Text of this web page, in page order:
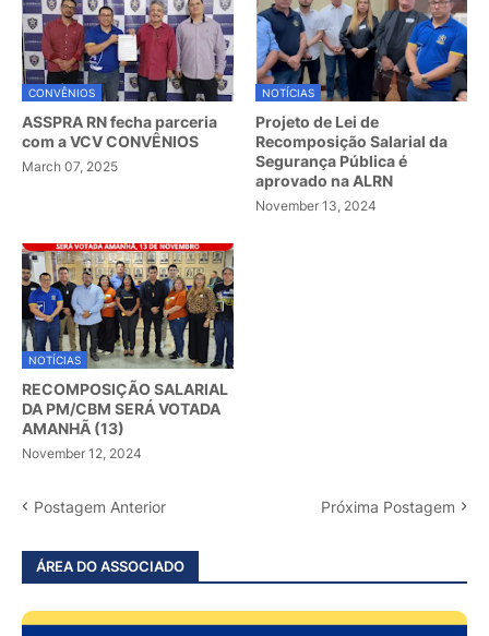
CONVÊNIOS
ASSPRA RN fecha parceria
com a VCV CONVÊNIOS
March 07, 2025
NOTÍCIAS
Projeto de Lei de
Recomposição Salarial da
Segurança Pública é
aprovado na ALRN
November 13, 2024
NOTÍCIAS
RECOMPOSIÇÃO SALARIAL
DA PM/CBM SERÁ VOTADA
AMANHÃ (13)
November 12, 2024
Postagem Anterior Próxima Postagem
ÁREA DO ASSOCIADO